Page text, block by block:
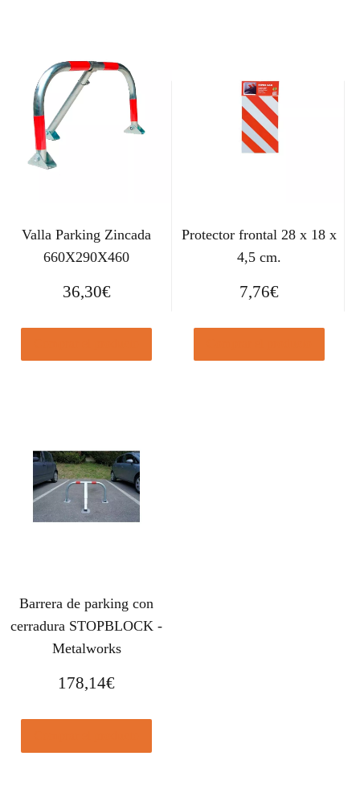
Valla Parking Zincada
660X290X460
36,30€
Protector frontal 28 x 18 x
4,5 cm.
7,76€
Barrera de parking con
cerradura STOPBLOCK -
Metalworks
178,14€